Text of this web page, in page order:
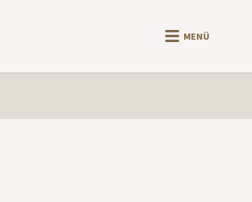
MENÜ